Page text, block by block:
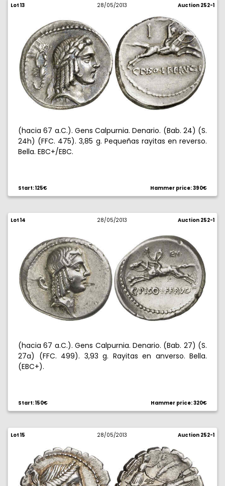
Lot 13 28/05/2013 Auction 252-1
(hacia 67 a.C.). Gens Calpurnia. Denario. (Bab. 24) (S.
24h) (FFC. 475). 3,85 g. Pequeñas rayitas en reverso.
Bella. EBC+/EBC.
Start: 125€ Hammer price: 390€
Lot 14 28/05/2013 Auction 252-1
(hacia 67 a.C.). Gens Calpurnia. Denario. (Bab. 27) (S.
27a) (FFC. 499). 3,93 g. Rayitas en anverso. Bella.
(EBC+).
Start: 150€ Hammer price: 320€
Lot 15 28/05/2013 Auction 252-1